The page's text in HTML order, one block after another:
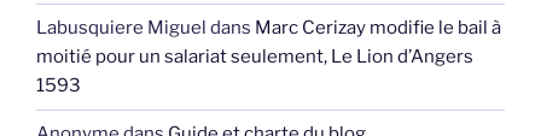
Labusquiere Miguel dans Marc Cerizay modifie le bail à
moitié pour un salariat seulement, Le Lion d’Angers
1593